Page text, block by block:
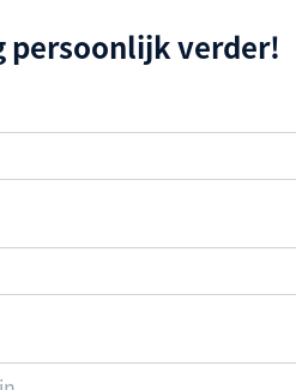
persoonlijk verder!